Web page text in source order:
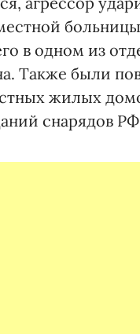
в одном из
Также были
жилых
снарядов